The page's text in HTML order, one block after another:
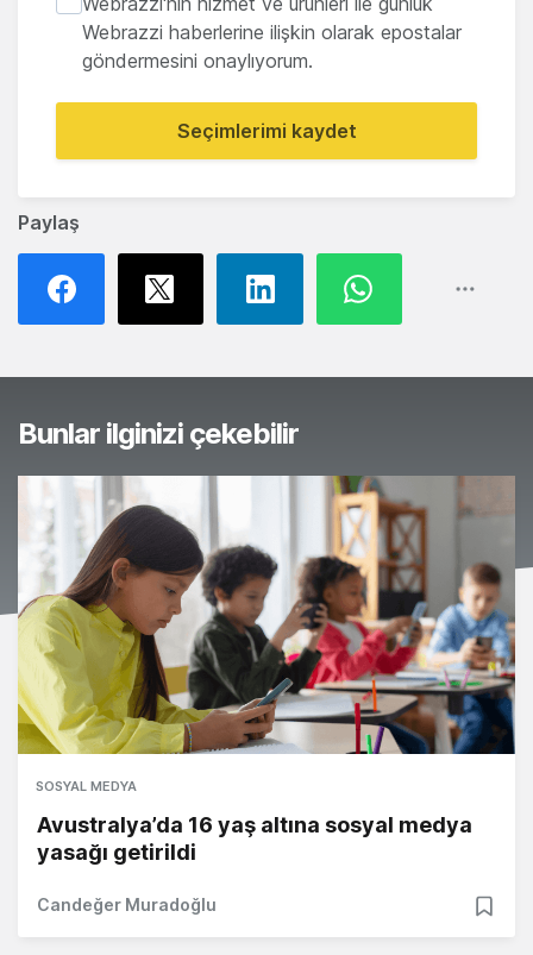
Paylaş
Webrazzi haberlerine ilişkin olarak epostalar
göndermesini onaylıyorum.
Seçimlerimi kaydet
Bunlar ilginizi çekebilir
SOSYAL MEDYA
Avustralya’da 16 yaş altına sosyal medya
yasağı getirildi
Candeğer Muradoğlu